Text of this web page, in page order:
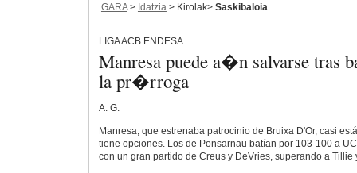
GARA> Idatzia > Kirolak> Saskibaloia
LIGA ACB ENDESA
Manresa puede a�n salvarse tras
la pr�rroga
A. G.
Manresa, que estrenaba patrocinio de Bruixa D'Or, casi
tiene opciones. Los de Ponsarnau batían por 103-100 a
con un gran partido de Creus y DeVries, superando a Tillie